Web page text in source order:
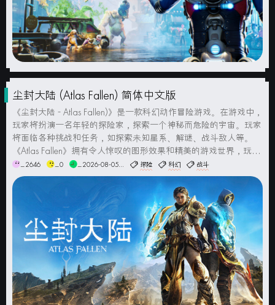
尘封大陆 (Atlas Fallen) 简体中文版
《尘封大陆 - Atlas Fallen)》是一款科幻动作冒险游戏。在游戏中，
玩家将扮演一名年轻的探险家，探索一个神秘而危险的宇宙。玩家
将面临各种挑战和任务，如探索未知星系、解谜、战斗敌人等。
《Atlas Fallen》拥有令人惊叹的图形效果和精美的游戏世界，玩家
可以畅游在各种异星环境中，感受身临其境的体验。游戏中有多种
战斗方式和武器选择，玩家可以使用各种高...
_2646 _0 _2026-08-05... 探险 科幻 战斗